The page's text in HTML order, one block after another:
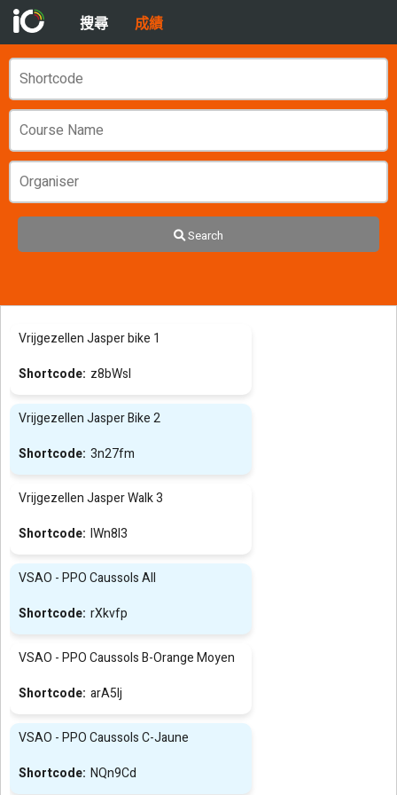
搜尋 成績
Search
Vrijgezellen Jasper bike 1
z8bWsl
Vrijgezellen Jasper Bike 2
3n27fm
Vrijgezellen Jasper Walk 3
lWn8I3
VSAO - PPO Caussols All
rXkvfp
VSAO - PPO Caussols B-Orange Moyen
arA5Ij
VSAO - PPO Caussols C-Jaune
NQn9Cd